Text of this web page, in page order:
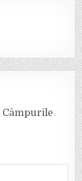
Câmpurile